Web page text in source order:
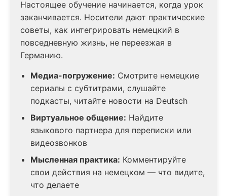
Настоящее обучение начинается, когда урок
заканчивается. Носители дают практические
советы, как интегрировать немецкий в
повседневную жизнь, не переезжая в
Германию.
Медиа-погружение: Смотрите немецкие
сериалы с субтитрами, слушайте
подкасты, читайте новости на Deutsch
Виртуальное общение: Найдите
языкового партнера для переписки или
видеозвонков
Мысленная практика: Комментируйте
свои действия на немецком — что видите,
что делаете